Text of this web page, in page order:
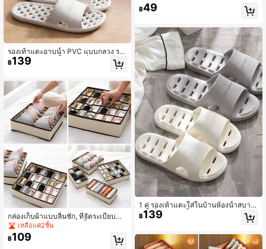
รองเท้าแตะอาบน้ำ PVC แบบกลวง ระ
บายอากาศได้ดี พื้นนุ่มกันลื่น แห้งเร็ว
สำหรับใส่ในบ้าน ทั้งชายและหญิง
฿139
กล่องเก็บผ้าแบบลิ้นชัก, ที่จัดระเบียบสำ
หรับใช้ในบ้านสำหรับชุดชั้นใน, ถุงเท้า,
เสื้อชั้นใน, ที่เก็บของในตู้เสื้อผ้าและการ
จัดระเบียบ
เหลือแค่2ชิ้น
฿109
ตู้เสื้อผ้าสำหรับกระเป๋า ผ้าพันคอ เนคไท
เสื้อโค้ท เข็มขัด อุปกรณ์จัดเก็บ โซลูชั่น
฿49
1 คู่ รองเท้าแตะใส่ในบ้านห้องน้ำสบาย
ๆ กันลื่น ระบายน้ำได้ สำหรับผู้ชายและ
ผู้หญิง คู่รักฤดูร้อน แบบโปร่ง ระบายอา
พิ่มขึ้นหนึ่งขนาด)
฿139